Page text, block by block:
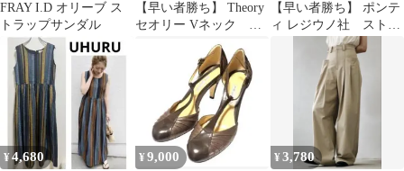
FRAY I.D オリーブ ス
トラップサンダル
【早い者勝ち】 Theory
セオリー Vネック リ
ネン プルオーバー
【早い者勝ち】 ポンテ
ィ レジウノ社 ストラ
イプ柄 ウエストペプラ
ム パンツ
¥4,680 ¥ 9,000 ¥3,780